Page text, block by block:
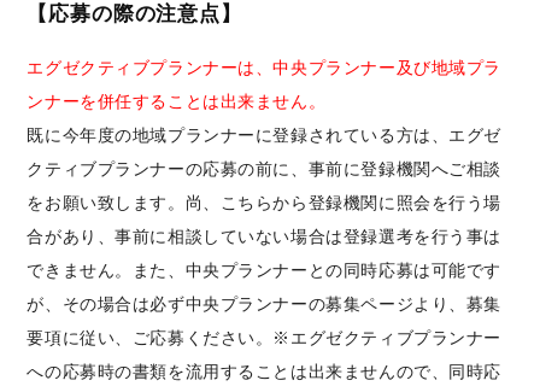
【応募の際の注意点】
エグゼクティブプランナーは、中央プランナー及び地域プラ
ンナーを併任することは出来ません。
既に今年度の地域プランナーに登録されている方は、エグゼ
クティブプランナーの応募の前に、事前に登録機関へご相談
をお願い致します。尚、こちらから登録機関に照会を行う場
合があり、事前に相談していない場合は登録選考を行う事は
できません。また、中央プランナーとの同時応募は可能です
が、その場合は必ず中央プランナーの募集ページより、募集
要項に従い、ご応募ください。※エグゼクティブプランナー
への応募時の書類を流用することは出来ませんので、同時応